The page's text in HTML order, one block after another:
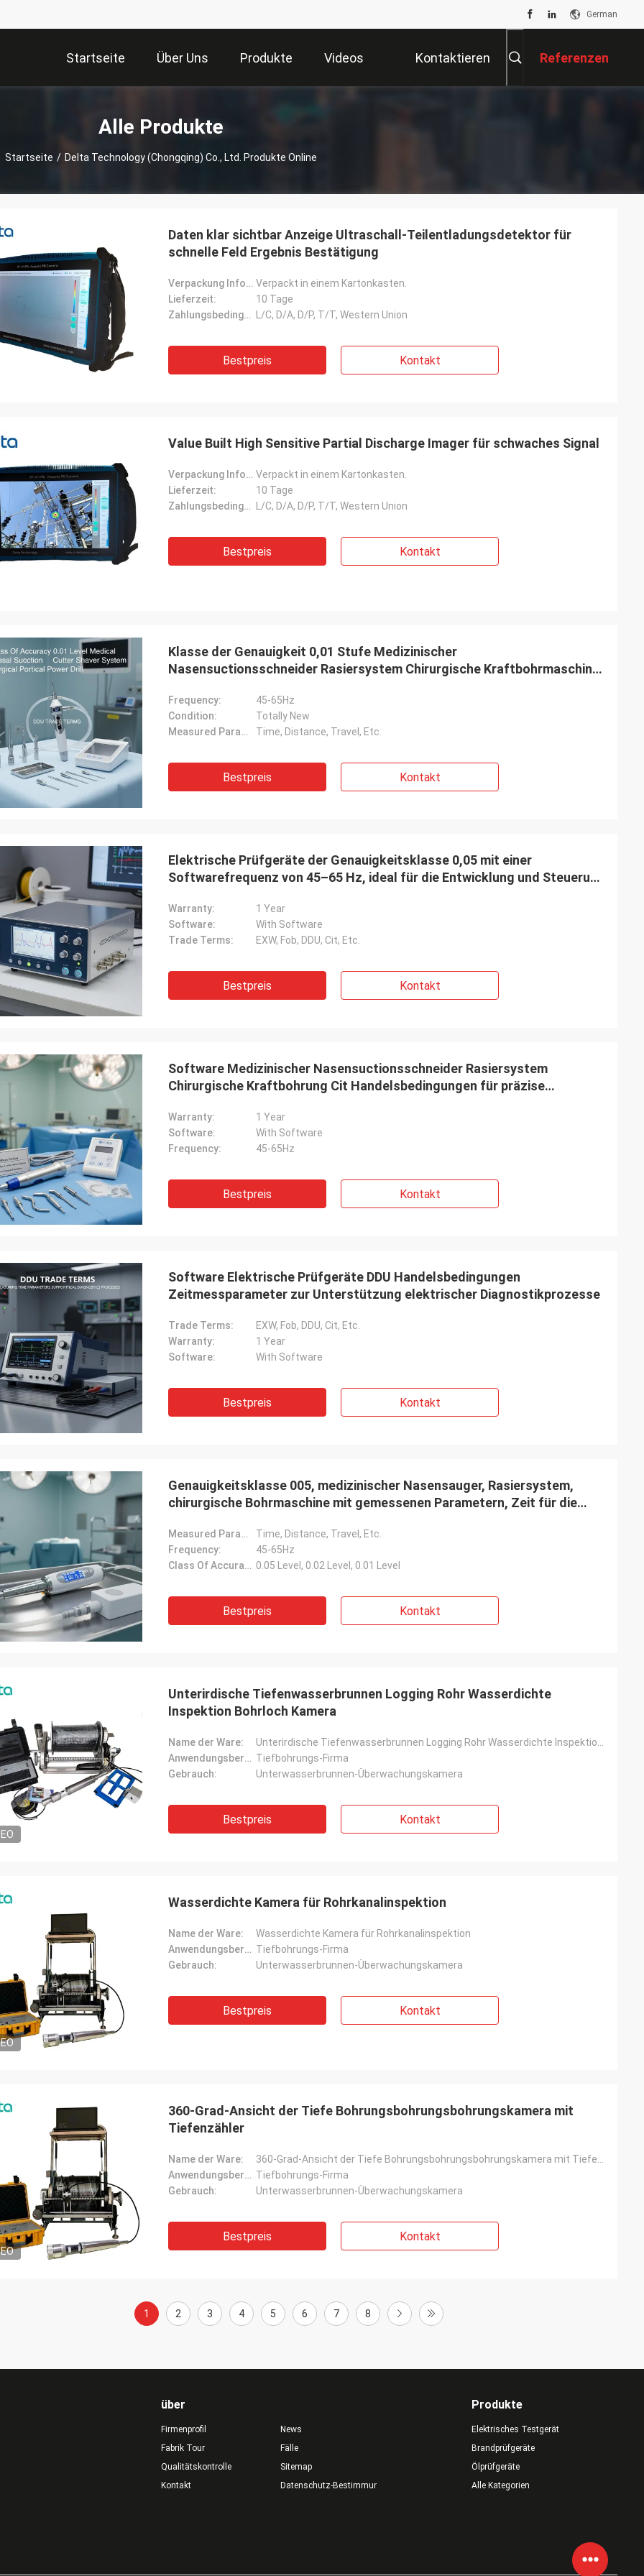
German
Startseite Über Uns Produkte Videos Kontaktieren Referenzen
Alle Produkte
Startseite / Delta Technology (Chongqing) Co., Ltd. Produkte Online
Herr Milan.
80 Tester ist perfekt und danke.
Was unser Prüfgerät betrifft, so sind sie
alle in gutem Zustand. Ich kaufe früher ein
Daten klar sichtbar Anzeige Ultraschall-Teilentladungsdetektor für
schnelle Feld Ergebnis Bestätigung
Verpackung Informationen: Verpackt in einem Kartonkasten.
Lieferzeit:
10 Tage
Zahlungsbedingungen:
L/C, D/A, D/P, T/T, Western Union
Bestpreis Kontakt
Value Built High Sensitive Partial Discharge Imager für schwaches Signal
Verpackung Informationen: Verpackt in einem Kartonkasten.
Lieferzeit:
10 Tage
Zahlungsbedingungen:
L/C, D/A, D/P, T/T, Western Union
Bestpreis Kontakt
Klasse der Genauigkeit 0,01 Stufe Medizinischer
Nasensuctionsschneider Rasiersystem Chirurgische Kraftbohrmaschine
Frequency:
45-65Hz
Condition:
Totally New
Measured Parameters:
Time, Distance, Travel, Etc.
Bestpreis Kontakt
Elektrische Prüfgeräte der Genauigkeitsklasse 0,05 mit einer
Softwarefrequenz von 45–65 Hz, ideal für die Entwicklung und Steuerung
Warranty:
1 Year
Software:
With Software
Trade Terms:
EXW, Fob, DDU, Cit, Etc.
Bestpreis Kontakt
Software Medizinischer Nasensuctionsschneider Rasiersystem
Chirurgische Kraftbohrung Cit Handelsbedingungen für präzise
Warranty:
1 Year
Software:
With Software
Frequency:
45-65Hz
Bestpreis Kontakt
Software Elektrische Prüfgeräte DDU Handelsbedingungen
Zeitmessparameter zur Unterstützung elektrischer Diagnostikprozesse
Trade Terms:
EXW, Fob, DDU, Cit, Etc.
Warranty:
1 Year
Software:
With Software
Bestpreis Kontakt
Genauigkeitsklasse 005, medizinischer Nasensauger, Rasiersystem,
chirurgische Bohrmaschine mit gemessenen Parametern, Zeit für die
Measured Parameters:
Time, Distance, Travel, Etc.
Frequency:
45-65Hz
Class Of Accuracy: 0.05 Level, 0.02 Level, 0.01 Level
Bestpreis Kontakt
Unterirdische Tiefenwasserbrunnen Logging Rohr Wasserdichte
Inspektion Bohrloch Kamera
Name der Ware:
Anwendungsbereich: Tiefbohrungs-Firma
Gebrauch:
Unterwasserbrunnen-Überwachungskamera
Bestpreis Kontakt
Wasserdichte Kamera für Rohrkanalinspektion
Name der Ware:
Wasserdichte Kamera für Rohrkanalinspektion
Anwendungsbereich: Tiefbohrungs-Firma
Gebrauch:
Unterwasserbrunnen-Überwachungskamera
Bestpreis Kontakt
360-Grad-Ansicht der Tiefe Bohrungsbohrungsbohrungskamera mit
Tiefenzähler
Name der Ware:
Anwendungsbereich: Tiefbohrungs-Firma
Gebrauch:
Unterwasserbrunnen-Überwachungskamera
Bestpreis Kontakt
1 2 3 4 5 6 7 8
über
Firmenprofil
Fabrik Tour
Qualitätskontrolle
Kontakt
News
Fälle
Sitemap
Datenschutz-Bestimmungen
Produkte
Elektrisches Testgerät
Brandprüfgeräte
Ölprüfgeräte
Alle Kategorien